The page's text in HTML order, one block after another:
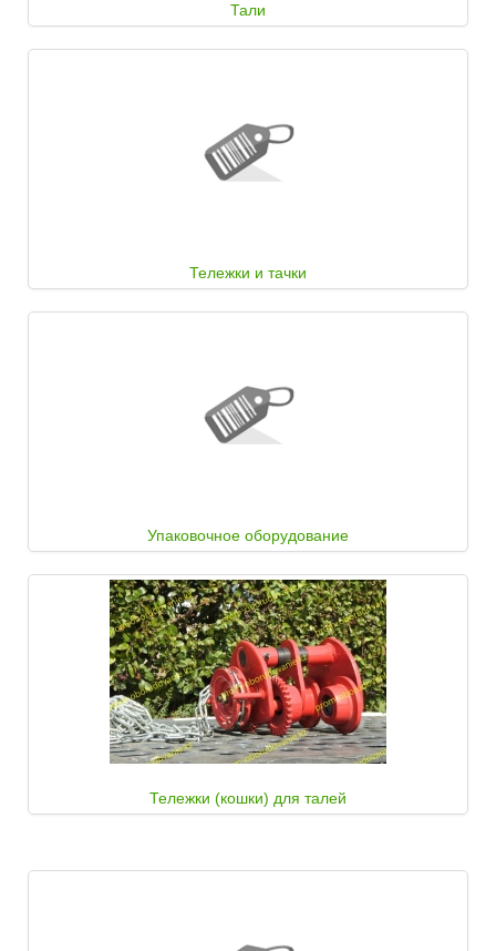
Тали
Тележки и тачки
Упаковочное оборудование
Тележки (кошки) для талей